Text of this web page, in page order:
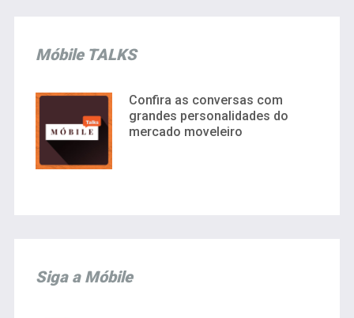
Móbile TALKS
Confira as conversas com
grandes personalidades do
mercado moveleiro
Siga a Móbile